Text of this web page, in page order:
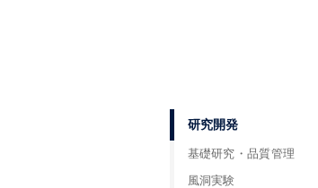
研究開発
基礎研究・品質管理
風洞実験